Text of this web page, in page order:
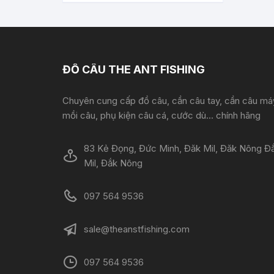
ĐỒ CÂU THE ANT FISHING
Chuyên cung cấp đồ câu, cần câu tay, cần câu
mồi câu, phụ kiện câu cá, cước dù... chính hãng
83 Kẻ Đọng, Đức Minh, Đăk Mil, Đăk Nông
Mil, Đắk Nông
097 564 9536
sale@theanstfishing.com
097 564 9536